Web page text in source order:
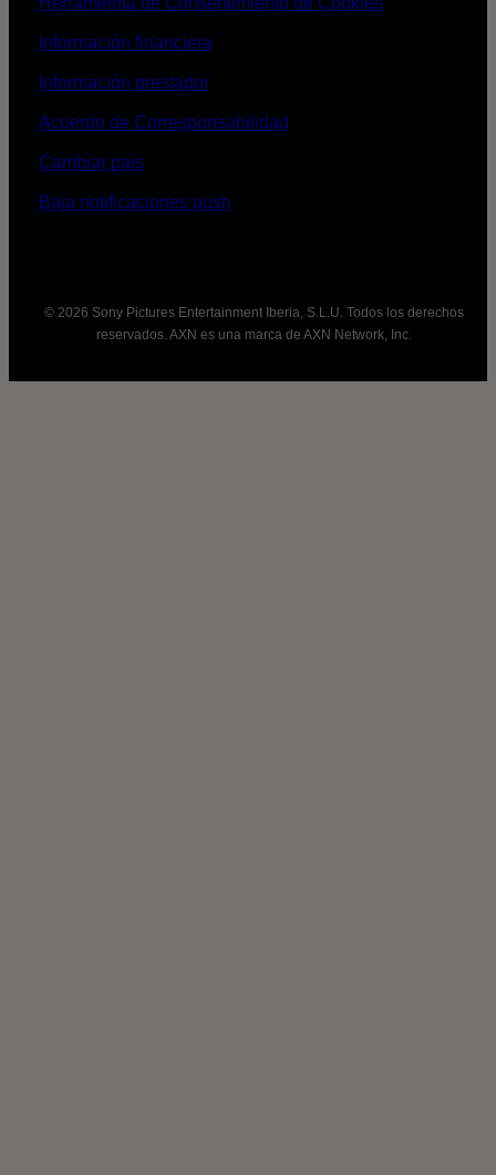
Información financiera
Información prestador
Acuerdo de Corresponsabilidad
Cambiar país
Baja notificaciones push
© 2026 Sony Pictures Entertainment Iberia, S.L.U. Todos los derechos
reservados. AXN es una marca de AXN Network, Inc.